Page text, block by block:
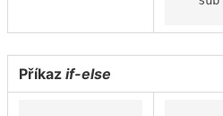
Příkaz if-else